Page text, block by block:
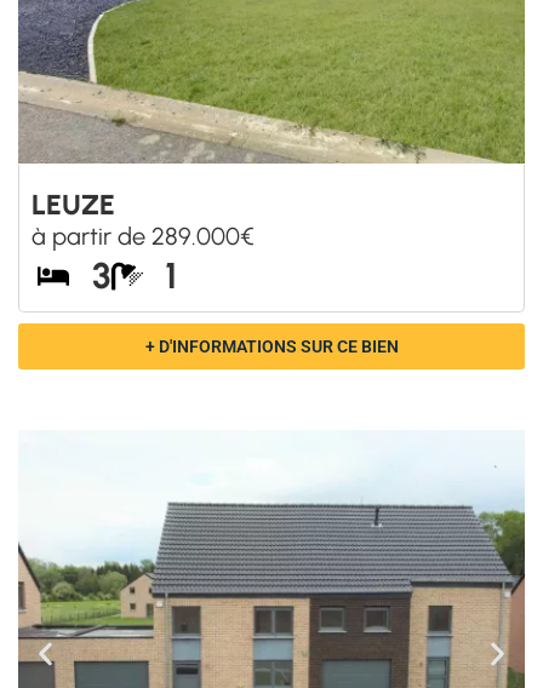
LEUZE
à partir de 289.000€
3 1
+ D'INFORMATIONS SUR CE BIEN